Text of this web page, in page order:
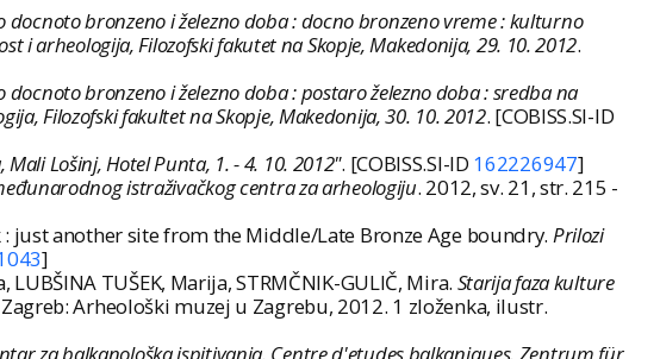
bronzeno i železno doba : docno bronzeno vreme : kulturno
i arheologija, Filozofski fakutet na Skopje, Makedonija, 29. 10. 2012.
bronzeno i železno doba : postaro železno doba : sredba na
Filozofski fakultet na Skopje, Makedonija, 30. 10. 2012. [COBISS.SI-ID
Lošinj, Hotel Punta, 1. - 4. 10. 2012". [COBISS.SI-ID 162226947]
istraživačkog centra za arheologiju. 2012, sv. 21, str. 215 -
just another site from the Middle/Late Bronze Age boundry. Prilozi
]
LUBŠINA TUŠEK, Marija, STRMČNIK-GULIČ, Mira. Starija faza kulture
Arheološki muzej u Zagrebu, 2012. 1 zloženka, ilustr.
za balkanološka ispitivanja. Centre d'etudes balkaniques. Zentrum für